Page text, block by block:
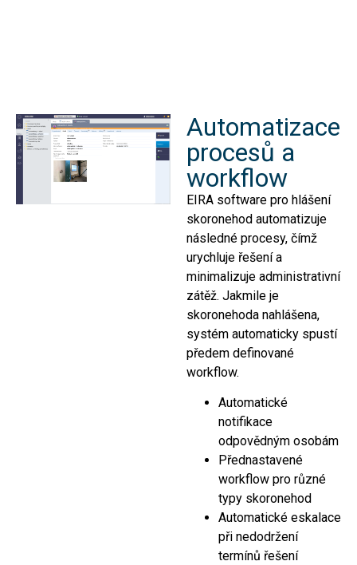
Automatizace
procesů a
workflow
EIRA software pro hlášení
skoronehod automatizuje
následné procesy, čímž
urychluje řešení a
minimalizuje administrativní
zátěž. Jakmile je
skoronehoda nahlášena,
systém automaticky spustí
předem definované
workflow.
Automatické
notifikace
odpovědným osobám
Přednastavené
workflow pro různé
typy skoronehod
Automatické eskalace
při nedodržení
termínů řešení